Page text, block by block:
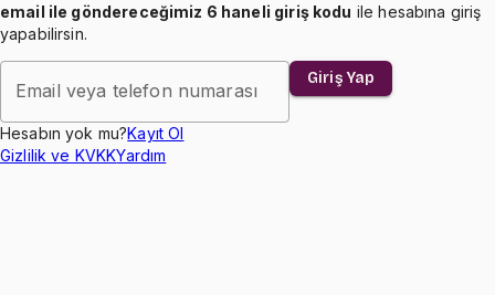
email ile göndereceğimiz 6 haneli giriş kodu ile hesabına giriş
yapabilirsin.
Email veya telefon numarası
Giriş Yap
Hesabın yok mu?Kayıt Ol
Gizlilik ve KVKKYardım